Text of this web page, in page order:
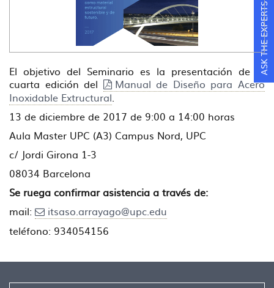
El objetivo del Seminario es la presentación de la
cuarta edición del
Manual de Diseño para Acero
Inoxidable Extructural.
13 de diciembre de 2017 de 9:00 a 14:00 horas
Aula Master UPC (A3) Campus Nord, UPC
c/ Jordi Girona 1-3
08034 Barcelona
Se ruega confirmar asistencia a través de:
mail:
itsaso.arrayago@upc.edu
teléfono: 934054156
ASK THE EXPERTS